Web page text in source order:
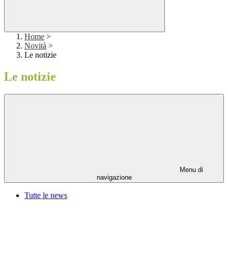
Home >
Novità >
Le notizie
Le notizie
Menu di
navigazione
Tutte le news